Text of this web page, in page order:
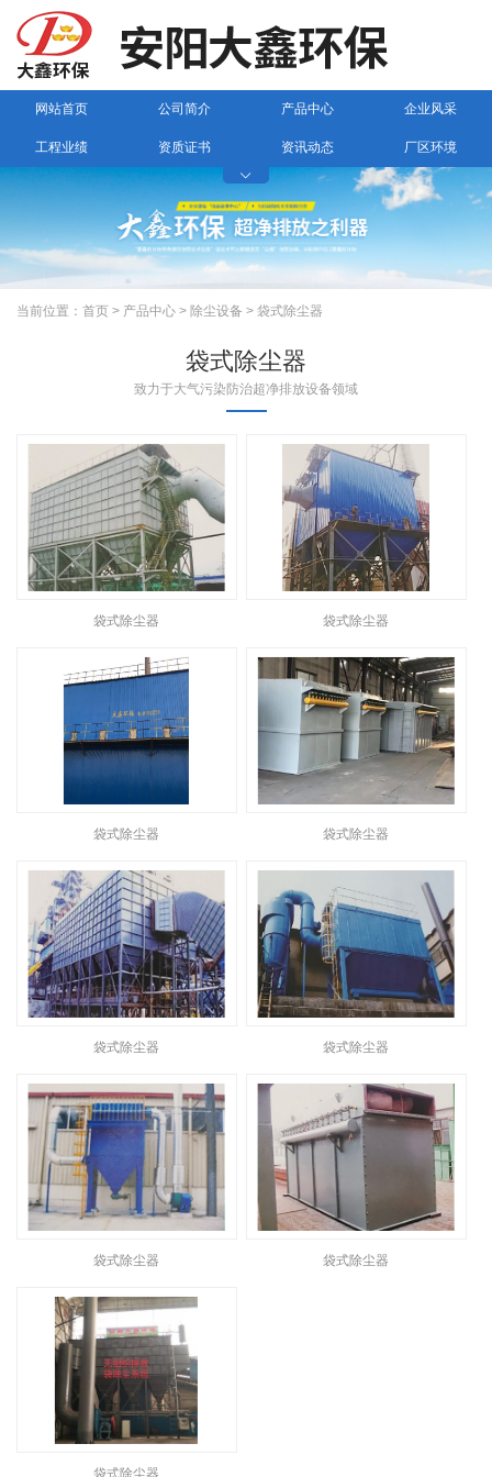
网站首页 公司简介 产品中心 企业风采
工程业绩 资质证书 资讯动态 厂区环境
联系我们

当前位置： 首页 > 产品中心 > 除尘设备 > 袋式除尘器
袋式除尘器
致力于大气污染防治超净排放设备领域
袋式除尘器 袋式除尘器
袋式除尘器 袋式除尘器
袋式除尘器 袋式除尘器
袋式除尘器 袋式除尘器
袋式除尘器